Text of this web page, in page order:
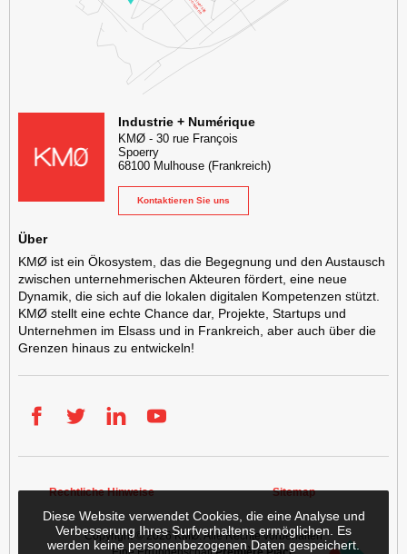
KMØ Lieu d'innovation dédié à la transformation digitale de
Industrie + Numérique
KMØ- 30 rue François
Spoerry
68100 Mulhouse (Frankreich)
Kontaktieren Sie uns
Über
KMØ ist ein Ökosystem, das die Begegnung und den Austausch
zwischen unternehmerischen Akteuren fördert, eine neue
Dynamik, die sich auf die lokalen digitalen Kompetenzen stützt.
KMØ stellt eine echte Chance dar, Projekte, Startups und
Unternehmen im Elsass und in Frankreich, aber auch über die
Grenzen hinaus zu entwickeln!
Rechtliche Hinweise Sitemap
Copyright © 2026KMØ. Alle Rechte vorbehalten
Diese Website verwendet Cookies, die eine Analyse und
Verbesserung Ihres Surfverhaltens ermöglichen. Es
werden keine personenbezogenen Daten gespeichert.